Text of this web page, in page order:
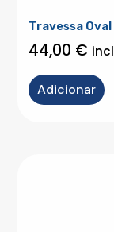
Travessa Oval
44,00 €
Adicionar